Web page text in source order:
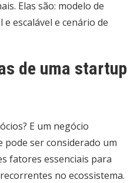
Elas são: modelo de
escalável e cenário de
de uma startup
E um negócio
pode ser considerado um
fatores essenciais para
no ecossistema.